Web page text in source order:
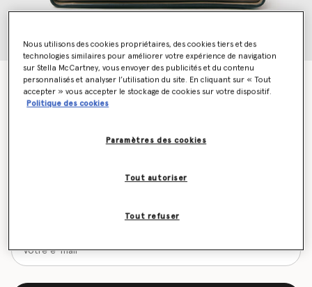
Cabas a bandouliere Logo
€895.00
sélectionné
Me prévenir lors du retour en stock
Nous utilisons des cookies propriétaires, des cookies tiers et des
technologies similaires pour améliorer votre expérience de navigation
sur Stella McCartney, vous envoyer des publicités et du contenu
personnalisés et analyser l’utilisation du site. En cliquant sur « Tout
accepter » vous accepter le stockage de cookies sur votre dispositif.
Politique des cookies
Paramètres des cookies
Tout refuser
Tout autoriser